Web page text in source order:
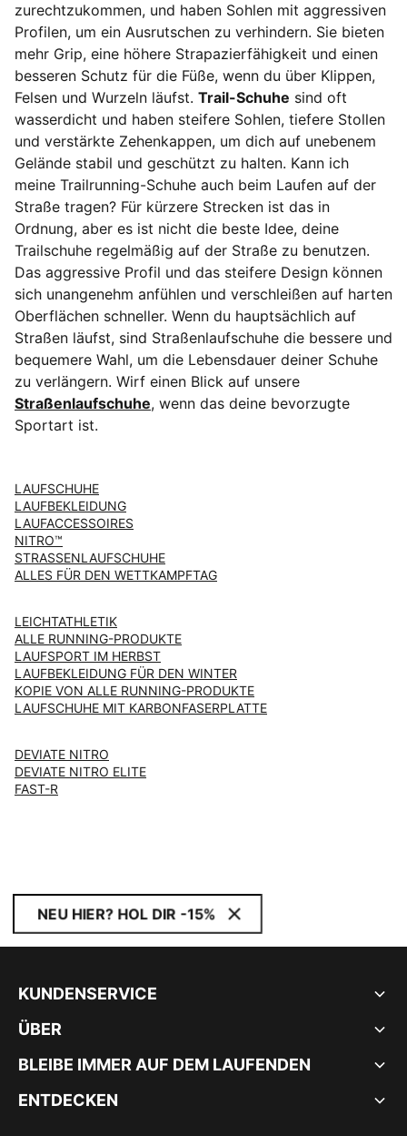
zurechtzukommen, und haben Sohlen mit aggressiven
Profilen, um ein Ausrutschen zu verhindern. Sie bieten
mehr Grip, eine höhere Strapazierfähigkeit und einen
besseren Schutz für die Füße, wenn du über Klippen,
Felsen und Wurzeln läufst. Trail-Schuhe sind oft
wasserdicht und haben steifere Sohlen, tiefere Stollen
und verstärkte Zehenkappen, um dich auf unebenem
Gelände stabil und geschützt zu halten. Kann ich
meine Trailrunning-Schuhe auch beim Laufen auf der
Straße tragen? Für kürzere Strecken ist das in
Ordnung, aber es ist nicht die beste Idee, deine
Trailschuhe regelmäßig auf der Straße zu benutzen.
Das aggressive Profil und das steifere Design können
sich unangenehm anfühlen und verschleißen auf harten
Oberflächen schneller. Wenn du hauptsächlich auf
Straßen läufst, sind Straßenlaufschuhe die bessere und
bequemere Wahl, um die Lebensdauer deiner Schuhe
zu verlängern. Wirf einen Blick auf unsere
Straßenlaufschuhe, wenn das deine bevorzugte
Sportart ist.
LAUFSCHUHE
LAUFBEKLEIDUNG
LAUFACCESSOIRES
NITRO™
STRASSENLAUFSCHUHE
ALLES FÜR DEN WETTKAMPFTAG
LEICHTATHLETIK
ALLE RUNNING-PRODUKTE
LAUFSPORT IM HERBST
LAUFBEKLEIDUNG FÜR DEN WINTER
KOPIE VON ALLE RUNNING-PRODUKTE
LAUFSCHUHE MIT KARBONFASERPLATTE
DEVIATE NITRO
DEVIATE NITRO ELITE
FAST-R
NEU HIER? HOL DIR -15%
KUNDENSERVICE
ÜBER
BLEIBE IMMER AUF DEM LAUFENDEN
ENTDECKEN